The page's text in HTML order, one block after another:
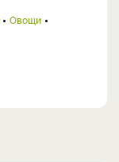
Овощи